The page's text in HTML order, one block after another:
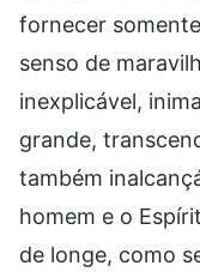
fornecer
senso de
inexplicável,
grande,
também
homem e o
de longe, como